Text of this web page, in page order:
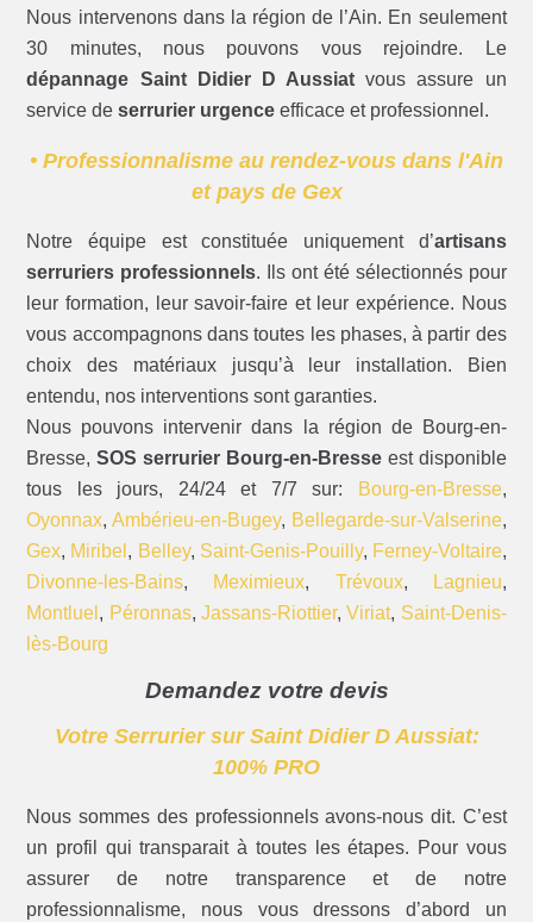
Nous intervenons dans la région de l’Ain. En seulement
30 minutes, nous pouvons vous rejoindre. Le
dépannage Saint Didier D Aussiat vous assure un
service deserrurier urgence efficace et professionnel.
• Professionnalisme au rendez-vous dans l'Ain
et pays de Gex
Notre équipe est constituée uniquement d’artisans
serruriers professionnels. Ils ont été sélectionnés pour
leur formation, leur savoir-faire et leur expérience. Nous
vous accompagnons dans toutes les phases, à partir des
choix des matériaux jusqu’à leur installation. Bien
entendu, nos interventions sont garanties.
Nous pouvons intervenir dans la région de Bourg-en-
Bresse,SOS serrurier Bourg-en-Bresseest disponible
tous les jours, 24/24 et 7/7 sur:
Bourg-en-Bresse,
Oyonnax, Ambérieu-en-Bugey, Bellegarde-sur-Valserine,
Gex, Miribel , Belley, Saint-Genis-Pouilly, Ferney-Voltaire,
Divonne-les-Bains, Meximieux, Trévoux, Lagnieu,
Montluel , Péronnas, Jassans-Riottier,Viriat, Saint-Denis-
lès-Bourg
Demandez votre devis
Votre Serrurier sur Saint Didier D Aussiat:
100% PRO
Nous sommes des professionnels avons-nous dit. C’est
un profil qui transparait à toutes les étapes. Pour vous
assurer de notre transparence et de notre
professionnalisme, nous vous dressons d’abord un